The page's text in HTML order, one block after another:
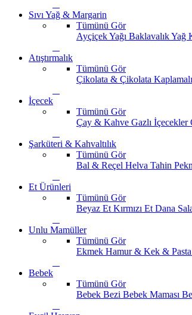
Sıvı Yağ & Margarin
Tümünü Gör
Ayçiçek Yağı Baklavalık Yağ
Atıştırmalık
Tümünü Gör
Çikolata & Çikolata Kaplamalı
İçecek
Tümünü Gör
Çay & Kahve Gazlı İçecekler
Şarküteri & Kahvaltılık
Tümünü Gör
Bal & Reçel Helva Tahin
Et Ürünleri
Tümünü Gör
Beyaz Et Kırmızı Et Dana
Unlu Mamüller
Tümünü Gör
Ekmek Hamur & Kek &
Bebek
Tümünü Gör
Bebek Bezi Bebek Maması